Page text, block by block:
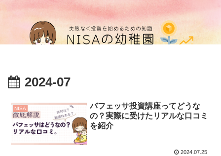
2024-07
NISA
バフェッサ投資講座ってどうな
の？実際に受けたリアルな口コミ
を紹介
2024.07.25